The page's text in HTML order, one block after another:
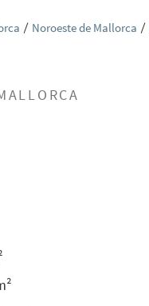
Noroeste de Mallorca